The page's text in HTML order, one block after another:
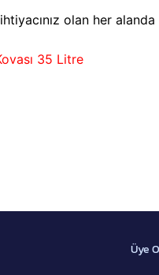
olan her alanda
35 Litre
Üye